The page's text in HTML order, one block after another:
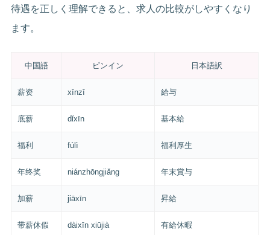
待遇を正しく理解できると、求人の比較がしやすくなり
ます。
中国語 ピンイン 日本語訳
薪资 xīnzī 給与
底薪 dǐxīn 基本給
福利 fúlì 福利厚生
年终奖 niánzhōngjiǎng 年末賞与
加薪 jiāxīn 昇給
带薪休假 dàixīn xiūjià 有給休暇